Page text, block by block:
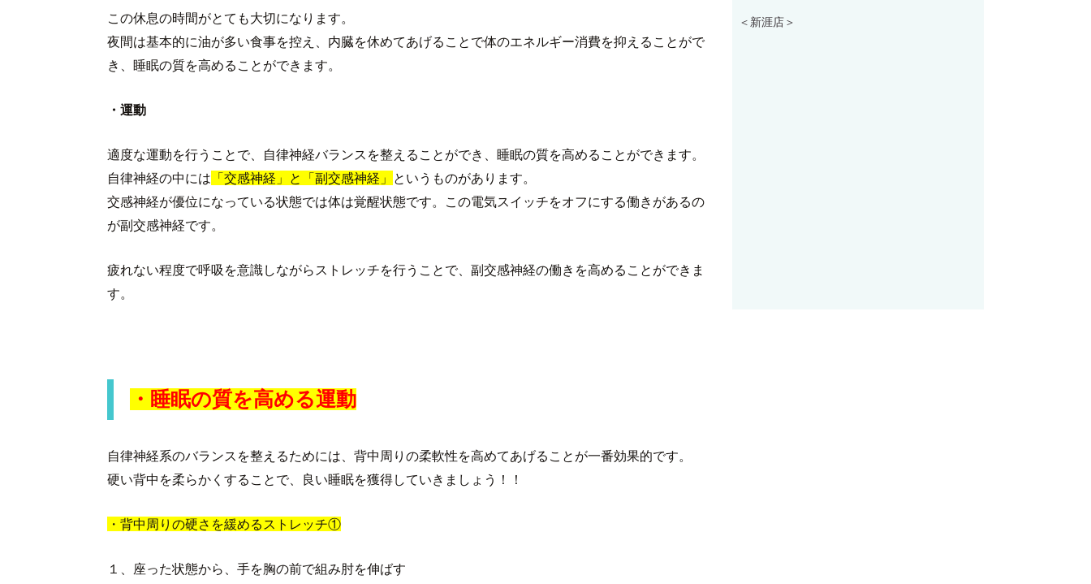
この休息の時間がとても大切になります。
夜間は基本的に油が多い食事を控え、内臓を休めてあげることで体のエネルギー消費を抑えることがで
き、睡眠の質を高めることができます。
・運動
適度な運動を行うことで、自律神経バランスを整えることができ、睡眠の質を高めることができます。
自律神経の中には 「交感神経」と「副交感神経」
というものがあります。
交感神経が優位になっている状態では体は覚醒状態です。この電気スイッチをオフにする働きがあるの
が副交感神経です。
疲れない程度で呼吸を意識しながらストレッチを行うことで、副交感神経の働きを高めることができま
す。
・睡眠の質を高める運動
自律神経系のバランスを整えるためには、背中周りの柔軟性を高めてあげることが一番効果的です。
硬い背中を柔らかくすることで、良い睡眠を獲得していきましょう！！
・背中周りの硬さを緩めるストレッチ①
１、座った状態から、手を胸の前で組み肘を伸ばす
＜新涯店＞